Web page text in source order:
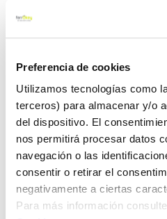
Preferencia de cookies
Utilizamos tecnologías como
terceros) para almacenar y/o
del dispositivo. El
nos permitirá procesar datos
navegación o las
consentir o retirar el
negativamente a ciertas
Para más información
Filtro olores
c/arandela v-
3m
al
comienzo
de
la
galería
de
imágenes